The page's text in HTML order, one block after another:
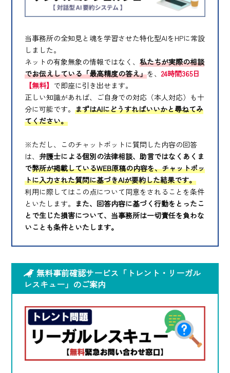
当事務所の全知見と魂を学習させた特化型AIをHPに常設
しました。
ネットの有象無象の情報ではなく、 私たちが実際の相談
でお伝えしている「最高精度の答え」を、 24時間365日
【無料】 で即座に引き出せます。
正しい知識があれば、ご自身での対応（本人対応）も十
分に可能です。 まずはAIにどうすればいいかと尋ねてみ
てください。
※ただし、このチャットボットに質問した内容の回答
は、 弁護士による個別の法律相談、助言ではなくあくま
で弊所が掲載しているWEB原稿の内容を、チャットボッ
トに入力された質問に基づきAIが要約した結果です。
利用に際してはこの点について同意をされることを条件
といたします。 また、回答内容に基づく行動をとったこ
とで生じた損害について、当事務所は一切責任を負わな
いことも条件といたします。
無料事前確認サービス「トレント・リーガル
レスキュー」のご案内